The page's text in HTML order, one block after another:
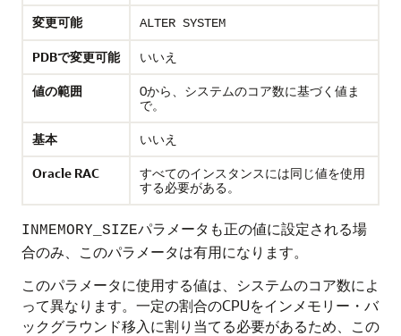
変更可能
ALTER SYSTEM
PDBで変更可能
いいえ
値の範囲
0から、システムのコア数に基づく値ま
で。
基本
いいえ
Oracle RAC
すべてのインスタンスには同じ値を使用
する必要がある。
INMEMORY_SIZEパラメータも正の値に設定される場
合のみ、このパラメータは有用になります。
このパラメータに使用する値は、システムのコア数によ
って異なります。一定の割合のCPUをインメモリー・バ
ックグラウンド移入に割り当てる必要があるため、この